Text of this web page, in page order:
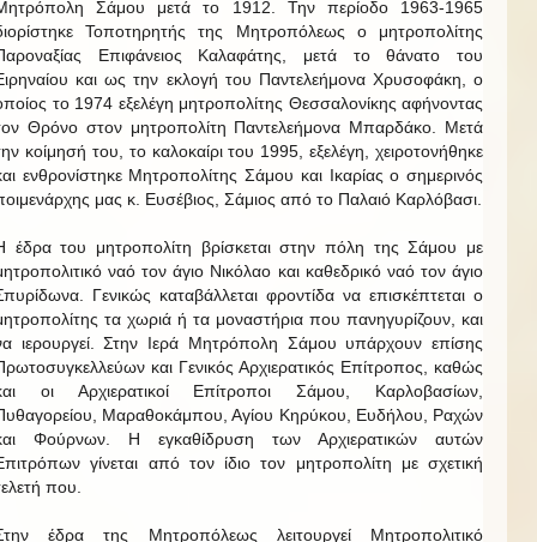
Σάμου μετά το 1912. Την περίοδο 1963-1965
Τοποτηρητής της Μητροπόλεως ο μητροπολίτης
Επιφάνειος Καλαφάτης, μετά το θάνατο του
και ως την εκλογή του Παντελεήμονα Χρυσοφάκη, ο
το 1974 εξελέγη μητροπολίτης Θεσσαλονίκης αφήνοντας
Θρόνο στον μητροπολίτη Παντελεήμονα Μπαρδάκο. Μετά
κοίμησή του, το καλοκαίρι του 1995, εξελέγη, χειροτονήθηκε
ενθρονίστηκε Μητροπολίτης Σάμου και Ικαρίας ο σημερινός
μας κ. Ευσέβιος, Σάμιος από το Παλαιό Καρλόβασι.
έδρα του μητροπολίτη βρίσκεται στην πόλη της Σάμου με
ναό τον άγιο Νικόλαο και καθεδρικό ναό τον άγιο
Γενικώς καταβάλλεται φροντίδα να επισκέπτεται ο
τα χωριά ή τα μοναστήρια που πανηγυρίζουν, και
ιερουργεί. Στην Ιερά Μητρόπολη Σάμου υπάρχουν επίσης
και Γενικός Αρχιερατικός Επίτροπος, καθώς
οι Αρχιερατικοί Επίτροποι Σάμου, Καρλοβασίων,
Μαραθοκάμπου, Αγίου Κηρύκου, Ευδήλου, Ραχών
Φούρνων. Η εγκαθίδρυση των Αρχιερατικών αυτών
γίνεται από τον ίδιο τον μητροπολίτη με σχετική
που.
έδρα της Μητροπόλεως λειτουργεί Μητροπολιτικό